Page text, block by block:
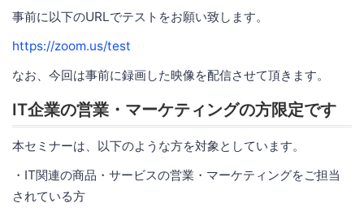
事前に以下のURLでテストをお願い致します。
https://zoom.us/test
なお、今回は事前に録画した映像を配信させて頂きます。
IT企業の営業・マーケティングの方限定です
本セミナーは、以下のような方を対象としています。
・IT関連の商品・サービスの営業・マーケティングをご担当
されている方